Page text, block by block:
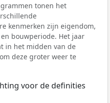
tonen het
kenmerken zijn eigendom,
bouwperiode. Het jaar
in het midden van de
deze groter weer te
voor de definities